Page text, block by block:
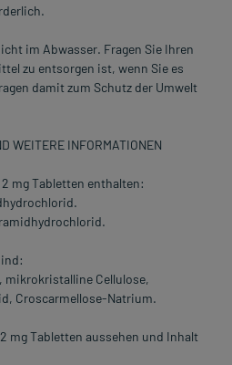
im Abwasser. Fragen Sie Ihren
zu entsorgen ist, wenn Sie es
damit zum Schutz der Umwelt
WEITERE INFORMATIONEN
mg Tabletten enthalten:
mikrokristalline Cellulose,
Croscarmellose-Natrium.
mg Tabletten aussehen und Inhalt